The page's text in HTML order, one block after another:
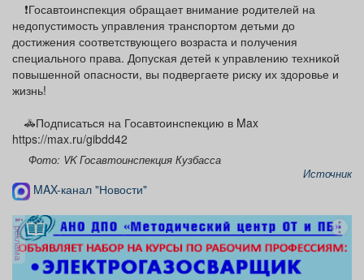
❗️Госавтоинспекция обращает внимание родителей на
недопустимость управления транспортом детьми до
достижения соответствующего возраста и получения
специального права. Допуская детей к управлению техникой
повышенной опасности, вы подвергаете риску их здоровье и
жизнь!
🚓Подписаться на Госавтоинспекцию в Max
https://max.ru/gibdd42
Фото: VK Госавтоинспекция Кузбасса
Источник
MAX-канал "Новости"
реклама